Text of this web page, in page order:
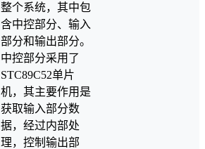
整个系统，其中包
含中控部分、输入
部分和输出部分。
中控部分采用了
STC89C52单片
机，其主要作用是
获取输入部分数
据，经过内部处
理，控制输出部